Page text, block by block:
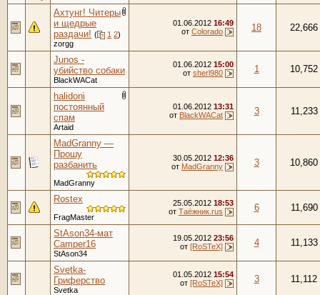
Ахтунг! Читеры
и щедрые
раздачи! ( 1 2)
zorgg
01.06.2012 16:49
от Colorado 18 22,666
Junos -
убийство собаки
BlackWACat
01.06.2012 15:00
от sherl980 1 10,752
halidoni
постоянный
спам
Artaid
01.06.2012 13:31
от BlackWACat 3 11,233
MadGranny —
Прошу
разбанить
MadGranny
30.05.2012 12:36
от MadGranny 3 10,860
Rostex
FragMaster
25.05.2012 18:53
от Таёжник.rus 6 11,690
StAson34-мат
Camper16
StAson34
19.05.2012 23:56
от [RoSTeX] 4 11,133
Svetka-
Гриферство
Svetka
01.05.2012 15:54
от [RoSTeX] 3 11,112